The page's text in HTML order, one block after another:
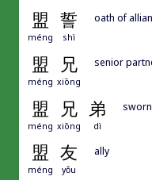
盟 誓
méng shì
oath of
盟 兄
méng xiōng
senior
盟 兄 弟
méng xiōng dì
盟 友
méng yǒu
ally